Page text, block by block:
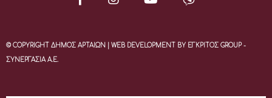
© COPYRIGHT ΔΗΜΟΣ ΑΡΤΑΙΩΝ | WEB DEVELOPMENT BY ΕΓΚΡΙΤΟΣ GROUP -
ΣΥΝΕΡΓΑΣΙΑ Α.Ε.